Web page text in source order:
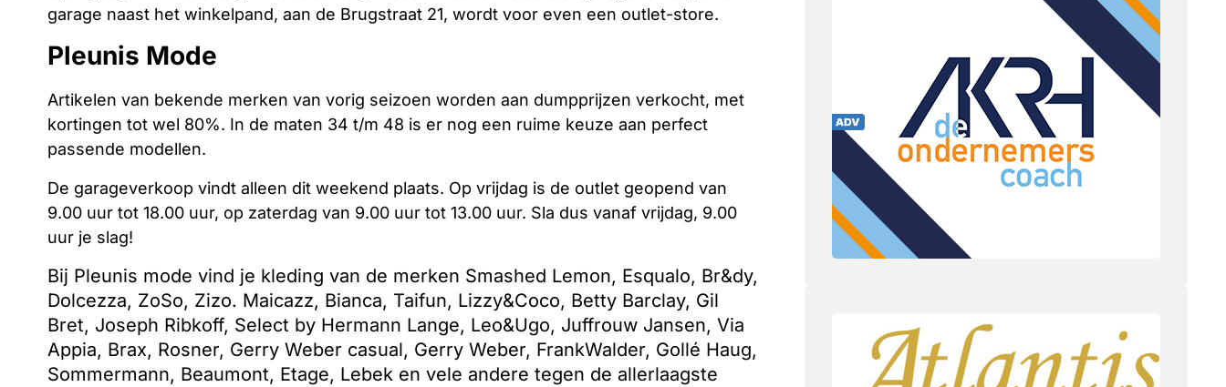
garage naast het winkelpand, aan de Brugstraat 21, wordt voor even een outlet-store.
Pleunis Mode
Artikelen van bekende merken van vorig seizoen worden aan dumpprijzen verkocht, met
kortingen tot wel 80%. In de maten 34 t/m 48 is er nog een ruime keuze aan perfect
passende modellen.
De garageverkoop vindt alleen dit weekend plaats. Op vrijdag is de outlet geopend van
9.00 uur tot 18.00 uur, op zaterdag van 9.00 uur tot 13.00 uur. Sla dus vanaf vrijdag, 9.00
uur je slag!
Bij Pleunis mode vind je kleding van de merken Smashed Lemon, Esqualo, Br&dy,
Dolcezza, ZoSo, Zizo. Maicazz, Bianca, Taifun, Lizzy&Coco, Betty Barclay, Gil
Bret, Joseph Ribkoff, Select by Hermann Lange, Leo&Ugo, Juffrouw Jansen, Via
Appia, Brax, Rosner, Gerry Weber casual, Gerry Weber, FrankWalder, Gollé Haug,
Sommermann, Beaumont, Etage, Lebek en vele andere tegen de allerlaagste